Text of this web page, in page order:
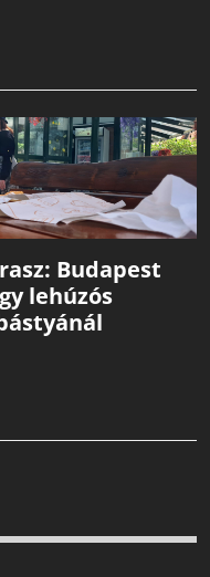
Budapest
lehúzós